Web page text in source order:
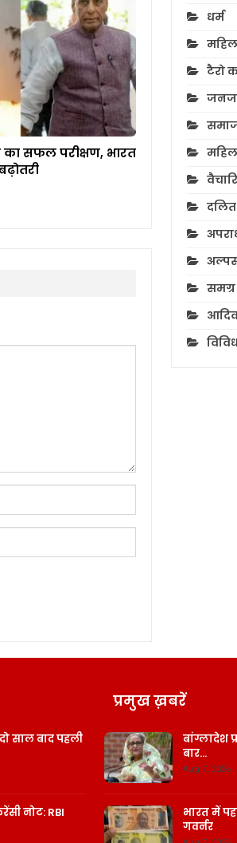
सफल परीक्षण, भारत
धर्म
टैरो
दलित
साल बाद पहली
नोट: RBI
प्रमुख ख़बरें
बांग्लादेश
बार…
Aug 7, 2026
भारत में
गवर्नर